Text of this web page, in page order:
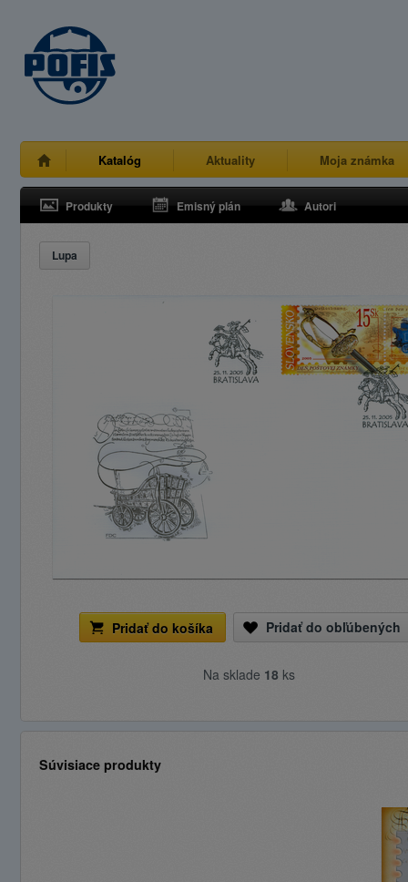
Katalóg Aktuality Moja známka
Produkty Emisný plán Autori
Lupa
Pridať do košíka Pridať do obľúbených
Na sklade 18 ks
Súvisiace produkty